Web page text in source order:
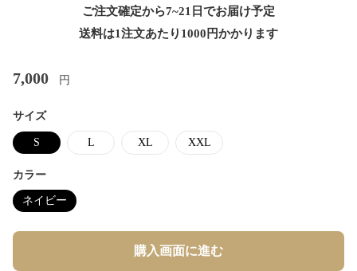
ご注文確定から7~21日でお届け予定
送料は1注文あたり 1000 円かかります
7,000 円
サイズ
S L XL XXL
カラー
ネイビー
購入画面に進む